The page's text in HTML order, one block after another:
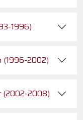
1996)
(1996-2002)
(2002-2008)